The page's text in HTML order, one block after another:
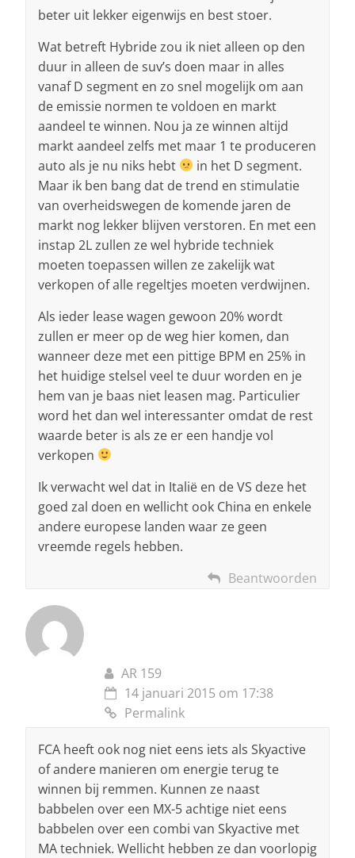
beter uit lekker eigenwijs en best stoer.
Wat betreft Hybride zou ik niet alleen op den
duur in alleen de suv’s doen maar in alles
vanaf D segment en zo snel mogelijk om aan
de emissie normen te voldoen en markt
aandeel te winnen. Nou ja ze winnen altijd
markt aandeel zelfs met maar 1 te produceren
auto als je nu niks hebt
in het D segment.
Maar ik ben bang dat de trend en stimulatie
van overheidswegen de komende jaren de
markt nog lekker blijven verstoren. En met een
instap 2L zullen ze wel hybride techniek
moeten toepassen willen ze zakelijk wat
verkopen of alle regeltjes moeten verdwijnen.
Als ieder lease wagen gewoon 20% wordt
zullen er meer op de weg hier komen, dan
wanneer deze met een pittige BPM en 25% in
het huidige stelsel veel te duur worden en je
hem van je baas niet leasen mag. Particulier
word het dan wel interessanter omdat de rest
waarde beter is als ze er een handje vol
verkopen
Ik verwacht wel dat in Italië en de VS deze het
goed zal doen en wellicht ook China en enkele
andere europese landen waar ze geen
vreemde regels hebben.
Beantwoorden
AR 159
14 januari 2015 om 17:38
Permalink
FCA heeft ook nog niet eens iets als Skyactive
of andere manieren om energie terug te
winnen bij remmen. Kunnen ze naast
babbelen over een MX-5 achtige niet eens
babbelen over een combi van Skyactive met
MA techniek. Wellicht hebben ze dan voorlopig